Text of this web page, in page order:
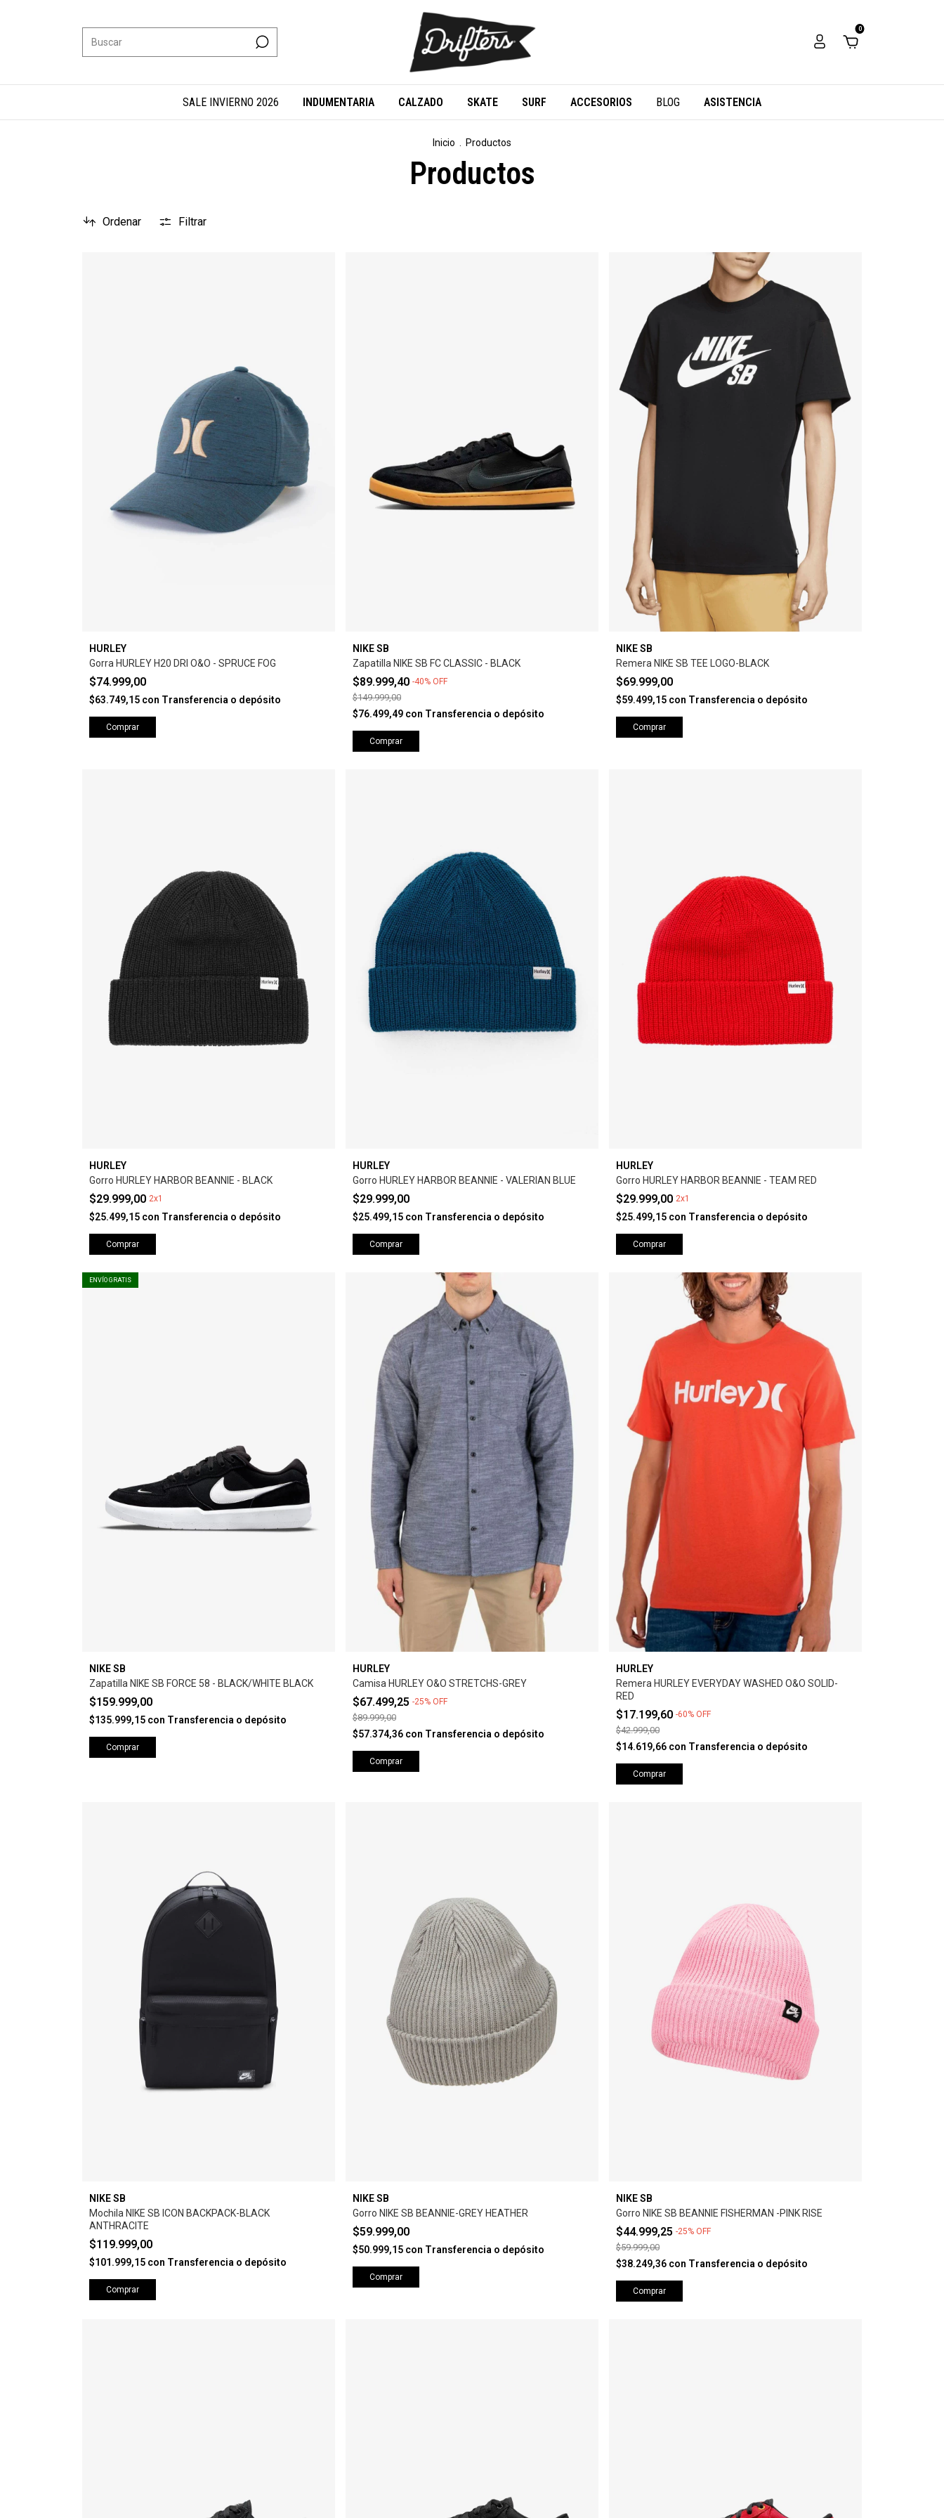
0
SALE INVIERNO 2026 INDUMENTARIA CALZADO SKATE SURF ACCESORIOS BLOG ASISTENCIA
Inicio Productos
Productos
Ordenar Filtrar
HURLEY
Gorra HURLEY H20 DRI O&O - SPRUCE FOG
$74.999,00
$63.749,15 con Transferencia o depósito
Comprar
NIKE SB
Zapatilla NIKE SB FC CLASSIC - BLACK
$89.999,40 -40% OFF
$149.999,00
$76.499,49 con Transferencia o depósito
Comprar
NIKE SB
Remera NIKE SB TEE LOGO-BLACK
$69.999,00
$59.499,15 con Transferencia o depósito
Comprar
HURLEY
Gorro HURLEY HARBOR BEANNIE - BLACK
$29.999,00 2x1
$25.499,15 con Transferencia o depósito
Comprar
HURLEY
Gorro HURLEY HARBOR BEANNIE - VALERIAN BLUE
$29.999,00
$25.499,15 con Transferencia o depósito
Comprar
HURLEY
Gorro HURLEY HARBOR BEANNIE - TEAM RED
$29.999,00 2x1
$25.499,15 con Transferencia o depósito
Comprar
ENVÍO GRATIS
NIKE SB
Zapatilla NIKE SB FORCE 58 - BLACK/WHITE BLACK
$159.999,00
$135.999,15 con Transferencia o depósito
Comprar
HURLEY
Camisa HURLEY O&O STRETCHS-GREY
$67.499,25 -25% OFF
$89.999,00
$57.374,36 con Transferencia o depósito
Comprar
HURLEY
Remera HURLEY EVERYDAY WASHED O&O SOLID-
RED
$17.199,60 -60% OFF
$42.999,00
$14.619,66 con Transferencia o depósito
Comprar
NIKE SB
Mochila NIKE SB ICON BACKPACK-BLACK
ANTHRACITE
$119.999,00
$101.999,15 con Transferencia o depósito
Comprar
NIKE SB
Gorro NIKE SB BEANNIE-GREY HEATHER
$59.999,00
$50.999,15 con Transferencia o depósito
Comprar
NIKE SB
Gorro NIKE SB BEANNIE FISHERMAN -PINK RISE
$44.999,25 -25% OFF
$59.999,00
$38.249,36 con Transferencia o depósito
Comprar